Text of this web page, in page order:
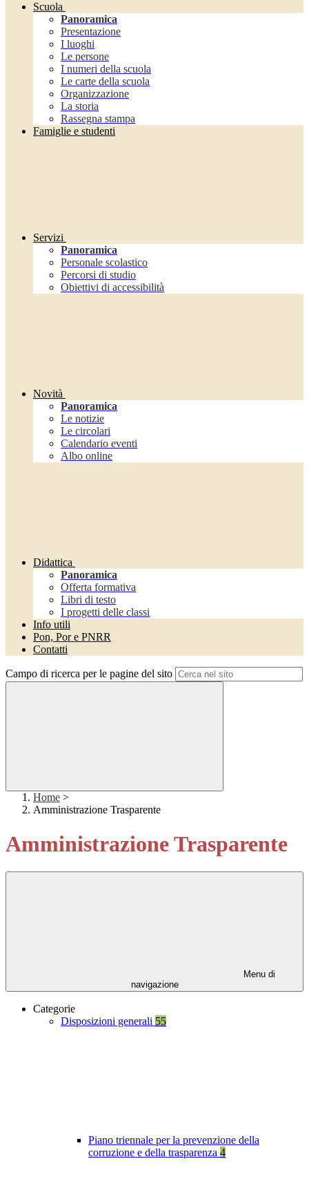
Scuola
Panoramica
Presentazione
I luoghi
Le persone
I numeri della scuola
Le carte della scuola
Organizzazione
La storia
Rassegna stampa
Famiglie e studenti
Servizi
Panoramica
Personale scolastico
Percorsi di studio
Obiettivi di accessibilità
Novità
Panoramica
Le notizie
Le circolari
Calendario eventi
Albo online
Didattica
Panoramica
Offerta formativa
Libri di testo
I progetti delle classi
Info utili
Pon, Por e PNRR
Contatti
Campo di ricerca per le pagine del sito
Home >
Amministrazione Trasparente
Amministrazione Trasparente
Menu di
navigazione
Categorie
Disposizioni generali 55
Piano triennale per la prevenzione della
corruzione e della trasparenza 4